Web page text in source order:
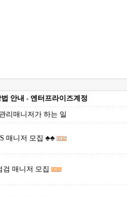
안내 - 엔터프라이즈계정
리매니저가 하는 일
매니저 모집 ♣♣
검 매니저 모집